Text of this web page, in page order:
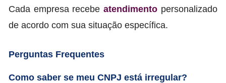
Cada empresa recebeatendimento personalizado
de acordo com sua situação específica.
Perguntas Frequentes
Como saber se meu CNPJ está irregular?